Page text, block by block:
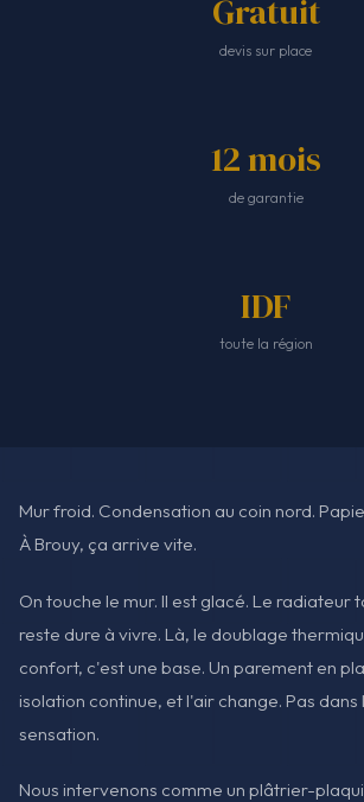
Gratuit
devis sur place
12 mois
de garantie
IDF
toute la région
Mur froid. Condensation au coin nord.
À Brouy, ça arrive vite.
On touche le mur. Il est glacé. Le radiateur
reste dure à vivre. Là, le doublage
confort, c'est une base. Un parement en
isolation continue, et l'air change. Pas dans
sensation.
Nous intervenons comme un plâtrier-